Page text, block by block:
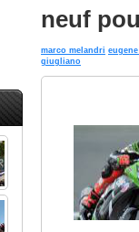
neuf
marco melandri
giugliano